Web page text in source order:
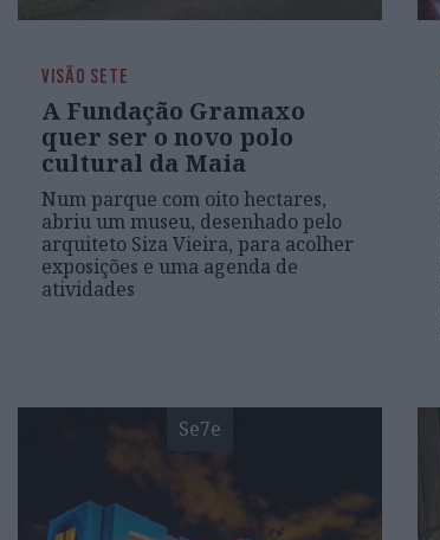
VISÃO SETE
A Fundação Gramaxo
quer ser o novo polo
cultural da Maia
Num parque com oito hectares,
abriu um museu, desenhado pelo
arquiteto Siza Vieira, para acolher
exposições e uma agenda de
atividades
Se7e